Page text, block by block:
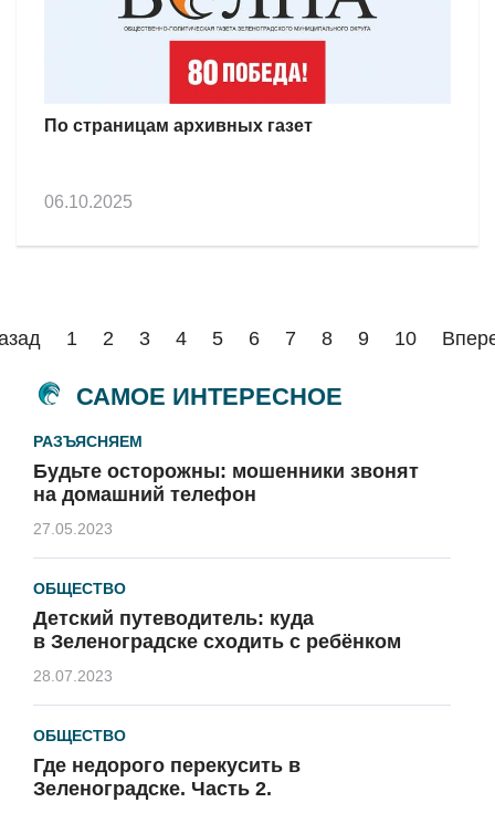
По страницам архивных газет
06.10.2025
1 2 3 4 5 6 7 8 9 10
САМОЕ ИНТЕРЕСНОЕ
РАЗЪЯСНЯЕМ
Будьте осторожны: мошенники звонят
на домашний телефон
27.05.2023
ОБЩЕСТВО
Детский путеводитель: куда
в Зеленоградске сходить с ребёнком
28.07.2023
ОБЩЕСТВО
Где недорого перекусить в
Зеленоградске. Часть 2.